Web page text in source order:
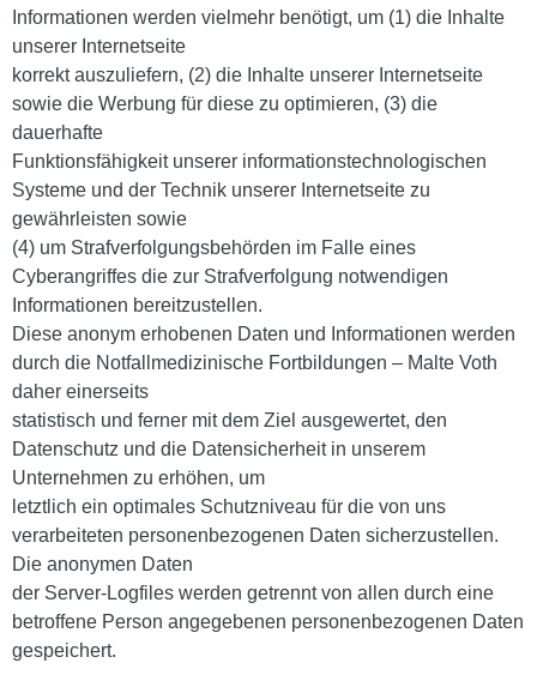
Informationen werden vielmehr benötigt, um (1) die Inhalte
unserer Internetseite
korrekt auszuliefern, (2) die Inhalte unserer Internetseite
sowie die Werbung für diese zu optimieren, (3) die
dauerhafte
Funktionsfähigkeit unserer informationstechnologischen
Systeme und der Technik unserer Internetseite zu
gewährleisten sowie
(4) um Strafverfolgungsbehörden im Falle eines
Cyberangriffes die zur Strafverfolgung notwendigen
Informationen bereitzustellen.
Diese anonym erhobenen Daten und Informationen werden
durch die Notfallmedizinische Fortbildungen – Malte Voth
daher einerseits
statistisch und ferner mit dem Ziel ausgewertet, den
Datenschutz und die Datensicherheit in unserem
Unternehmen zu erhöhen, um
letztlich ein optimales Schutzniveau für die von uns
verarbeiteten personenbezogenen Daten sicherzustellen.
Die anonymen Daten
der Server-Logfiles werden getrennt von allen durch eine
betroffene Person angegebenen personenbezogenen Daten
gespeichert.